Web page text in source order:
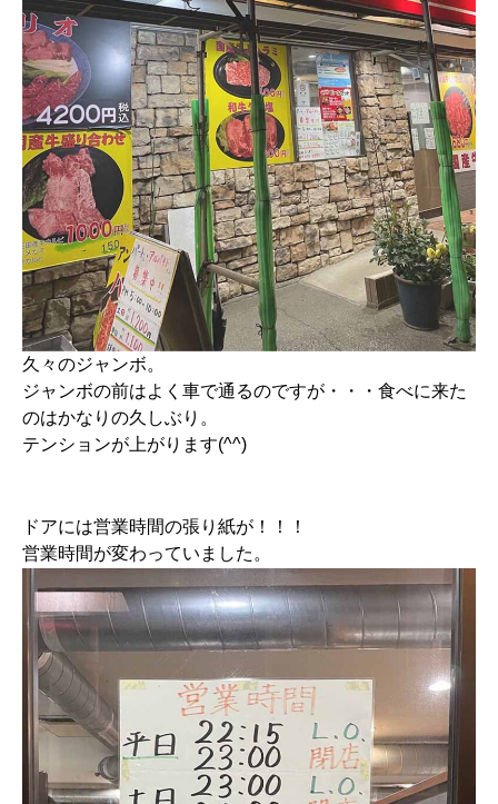
久々のジャンボ。
ジャンボの前はよく車で通るのですが・・・食べに来た
のはかなりの久しぶり。
テンションが上がります(^^)
ドアには営業時間の張り紙が！！！
営業時間が変わっていました。